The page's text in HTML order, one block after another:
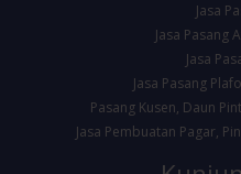
Jasa
Jasa Pasang
Jasa
Jasa Pasang
Pasang Kusen, Daun
Jasa Pembuatan Pagar,